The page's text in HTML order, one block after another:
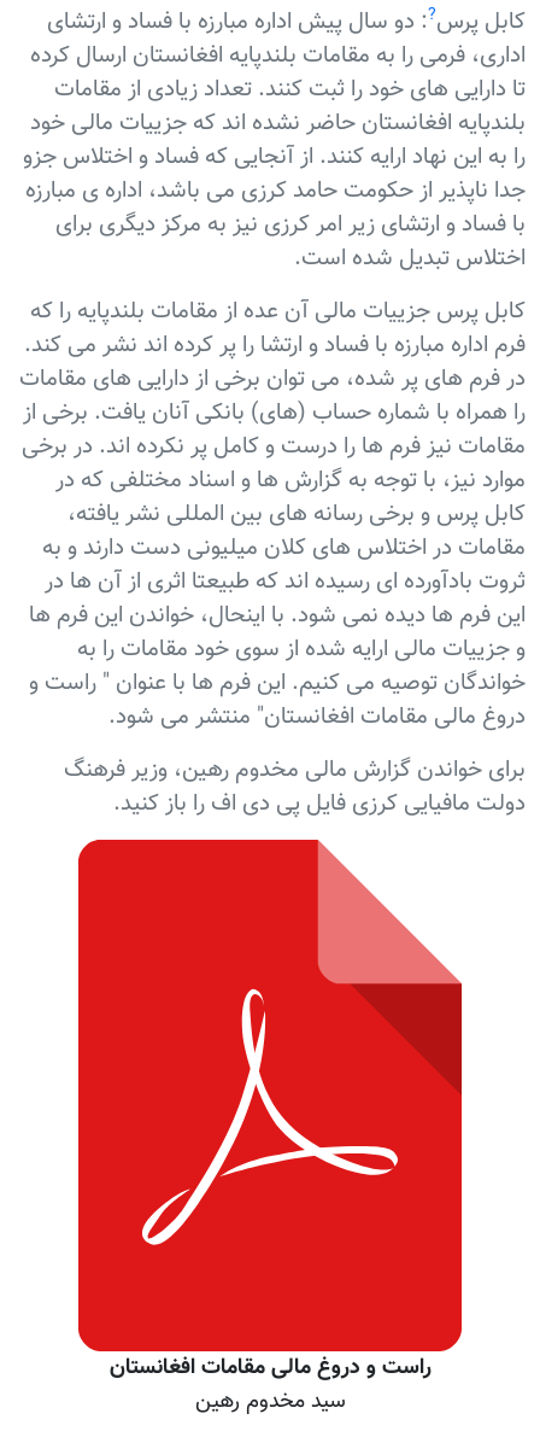
کابل پرس?: دو سال پیش اداره مبارزه با فساد و ارتشای
اداری، فرمی را به مقامات بلندپایه افغانستان ارسال کرده
تا دارایی های خود را ثبت کنند. تعداد زیادی از مقامات
بلندپایه افغانستان حاضر نشده اند که جزییات مالی خود
را به این نهاد ارایه کنند. از آنجایی که فساد و اختلاس جزو
جدا ناپذیر از حکومت حامد کرزی می باشد، اداره ی مبارزه
با فساد و ارتشای زیر امر کرزی نیز به مرکز دیگری برای
اختلاس تبدیل شده است.
کابل پرس جزییات مالی آن عده از مقامات بلندپایه را که
فرم اداره مبارزه با فساد و ارتشا را پر کرده اند نشر می کند.
در فرم های پر شده، می توان برخی از دارایی های مقامات
را همراه با شماره حساب (های) بانکی آنان یافت. برخی از
مقامات نیز فرم ها را درست و کامل پر نکرده اند. در برخی
موارد نیز، با توجه به گزارش ها و اسناد مختلفی که در
کابل پرس و برخی رسانه های بین المللی نشر یافته،
مقامات در اختلاس های کلان میلیونی دست دارند و به
ثروت بادآورده ای رسیده اند که طبیعتا اثری از آن ها در
این فرم ها دیده نمی شود. با اینحال، خواندن این فرم ها
و جزییات مالی ارایه شده از سوی خود مقامات را به
خواندگان توصیه می کنیم. این فرم ها با عنوان " راست و
دروغ مالی مقامات افغانستان" منتشر می شود.
برای خواندن گزارش مالی مخدوم رهین، وزیر فرهنگ
دولت مافیایی کرزی فایل پی دی اف را باز کنید.
راست و دروغ مالی مقامات افغانستان
سید مخدوم رهین